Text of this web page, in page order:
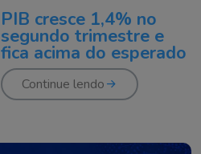
PIB cresce 1,4% no
segundo trimestre e
fica acima do esperado
Continue lendo